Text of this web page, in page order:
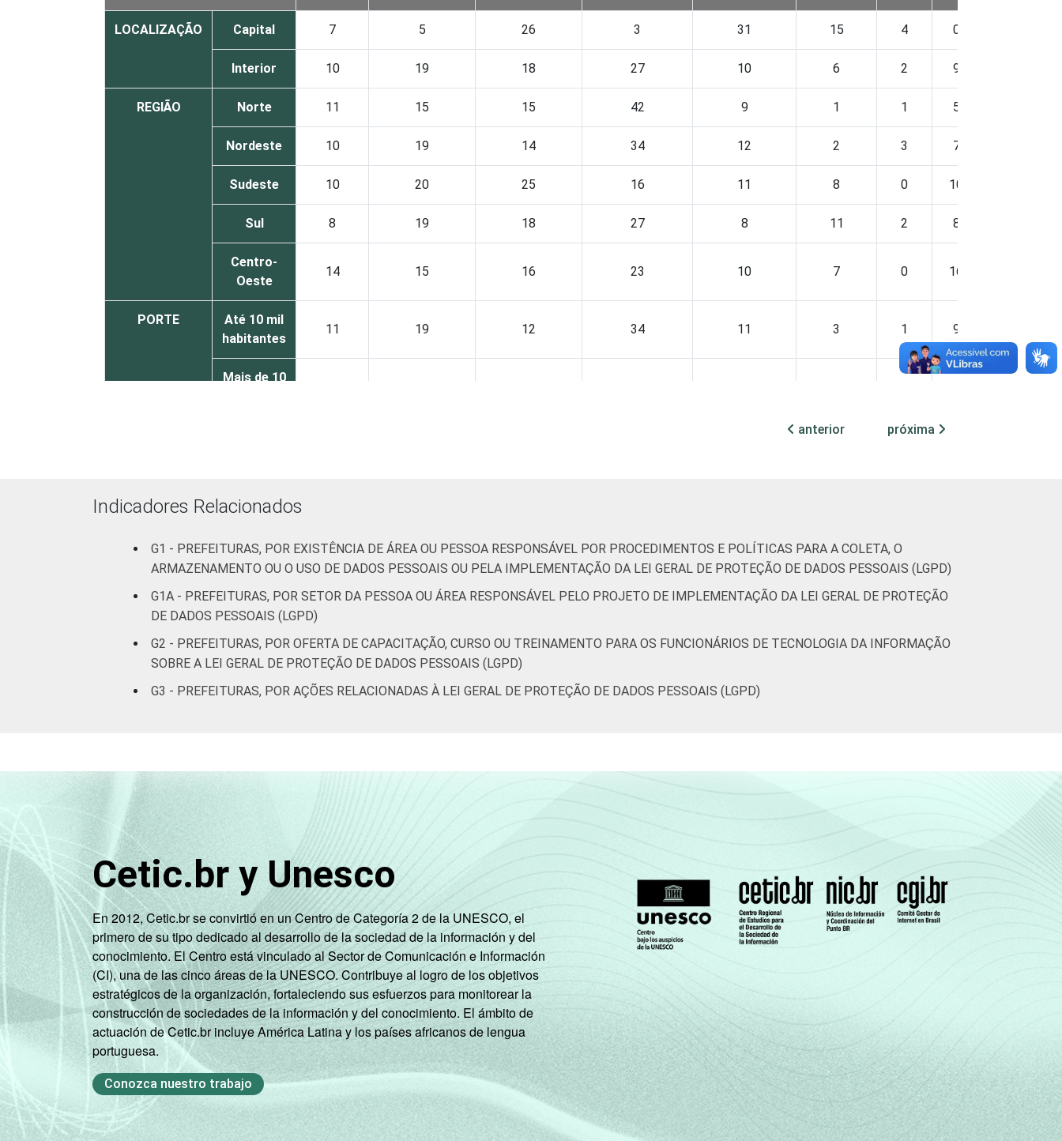
LOCALIZAÇÃO Capital 7 5 26 3 31 15 4 0
Interior 10 19 18 27 10 6 2 9
REGIÃO Norte 11 15 15 42 9 1 1 5
Nordeste 10 19 14 34 12 2 3 7
Sudeste 10 20 25 16 11 8 0 10
Sul 8 19 18 27 8 11 2 8
Centro-
Oeste
14 15 16 23 10 7 0 16
PORTE
Até 10 mil
habitantes
11 19 12 34 11 3 1 9
Mais de 10
até 500
habitantes
Mais de
500 mil
habitantes
Fonte: CGI.br/NIC.br, Centro Regional de Estudos para o Desenvolvimento da Sociedade da Informação (Cetic.br), Pesquisa sobre o uso das
tecnologias de informação e comunicação no setor público brasileiro - TIC Governo Eletrônico 2021.
anterior próxima
Indicadores Relacionados
G1 - PREFEITURAS, POR EXISTÊNCIA DE ÁREA OU PESSOA RESPONSÁVEL POR PROCEDIMENTOS E POLÍTICAS PARA A COLETA, O
ARMAZENAMENTO OU O USO DE DADOS PESSOAIS OU PELA IMPLEMENTAÇÃO DA LEI GERAL DE PROTEÇÃO DE DADOS PESSOAIS (LGPD)
G1A - PREFEITURAS, POR SETOR DA PESSOA OU ÁREA RESPONSÁVEL PELO PROJETO DE IMPLEMENTAÇÃO DA LEI GERAL DE PROTEÇÃO
DE DADOS PESSOAIS (LGPD)
G2 - PREFEITURAS, POR OFERTA DE CAPACITAÇÃO, CURSO OU TREINAMENTO PARA OS FUNCIONÁRIOS DE TECNOLOGIA DA INFORMAÇÃO
SOBRE A LEI GERAL DE PROTEÇÃO DE DADOS PESSOAIS (LGPD)
G3 - PREFEITURAS, POR AÇÕES RELACIONADAS À LEI GERAL DE PROTEÇÃO DE DADOS PESSOAIS (LGPD)
Cetic.br y Unesco
En 2012, Cetic.br se convirtió en un Centro de Categoría 2 de la UNESCO, el
primero de su tipo dedicado al desarrollo de la sociedad de la información y del
conocimiento. El Centro está vinculado al Sector de Comunicación e Información
(CI), una de las cinco áreas de la UNESCO. Contribuye al logro de los objetivos
estratégicos de la organización, fortaleciendo sus esfuerzos para monitorear la
construcción de sociedades de la información y del conocimiento. El ámbito de
actuación de Cetic.br incluye América Latina y los países africanos de lengua
portuguesa.
Conozca nuestro trabajo